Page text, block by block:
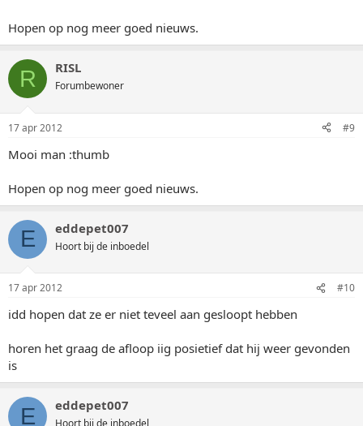
Hopen op nog meer goed nieuws.
R RISL
Forumbewoner
17 apr 2012 #9
Mooi man :thumb
Hopen op nog meer goed nieuws.
E eddepet007
Hoort bij de inboedel
17 apr 2012 #10
idd hopen dat ze er niet teveel aan gesloopt hebben
horen het graag de afloop iig posietief dat hij weer gevonden
is
E eddepet007
Hoort bij de inboedel